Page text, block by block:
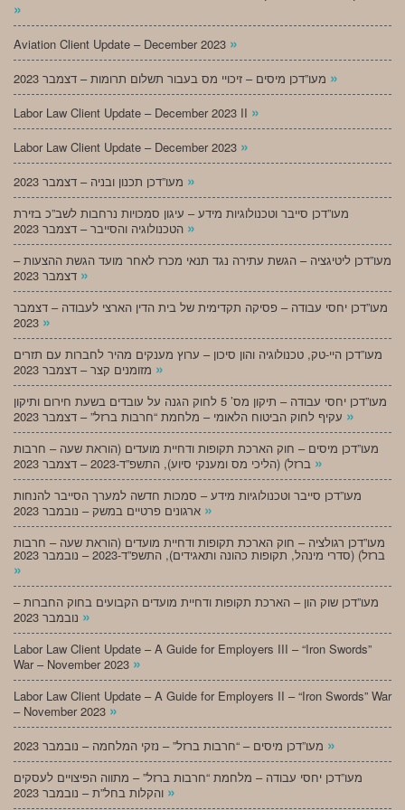
»
Aviation Client Update – December 2023 »
»
Labor Law Client Update – December 2023 II »
Labor Law Client Update – December 2023 »
»
מעו”דכן סייבר וטכנולוגיות מידע – עיגון סמכויות נרחבות לשב”כ בזירת
»
מעו”דכן ליטיגציה – הגשת עתירה נגד תנאי מכרז לאחר מועד הגשת ההצעות –
»
מעו”דכן יחסי עבודה – פסיקה תקדימית של בית הדין הארצי לעבודה – דצמבר
»
מעו”דכן היי-טק, טכנולוגיה והון סיכון – ערוץ מענקים מהיר לחברות עם תזרים
»
מעו”דכן יחסי עבודה – תיקון מס’ 5 לחוק הגנה על עובדים בשעת חירום ותיקון
»
מעו”דכן מיסים – חוק הארכת תקופות ודחיית מועדים (הוראת שעה – חרבות
»
מעו”דכן סייבר וטכנולוגיות מידע – סמכות חדשה למערך הסייבר להנחות
»
מעו”דכן רגולציה – חוק הארכת תקופות ודחיית מועדים (הוראת שעה – חרבות
ברזל) (סדרי מינהל, תקופות כהונה ותאגידים), התשפ”ד-2023 – נובמבר 2023
»
מעו”דכן שוק הון – הארכת תקופות ודחיית מועדים הקבועים בחוק החברות –
»
Labor Law Client Update – A Guide for Employers III – “Iron Swords”
War – November 2023 »
Labor Law Client Update – A Guide for Employers II – “Iron Swords” War
– November 2023 »
»
מעו”דכן יחסי עבודה – מלחמת “חרבות ברזל” – מתווה הפיצויים לעסקים
»